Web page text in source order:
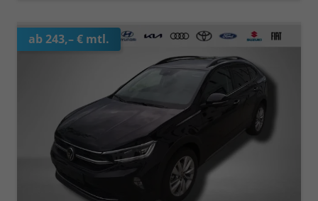
ab 243,– € mtl.